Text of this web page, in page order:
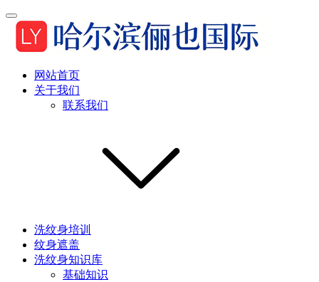
网站首页
关于我们
联系我们
洗纹身培训
纹身遮盖
洗纹身知识库
基础知识